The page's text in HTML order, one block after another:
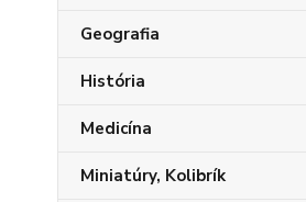
Geografia
História
Medicína
Miniatúry, Kolibrík